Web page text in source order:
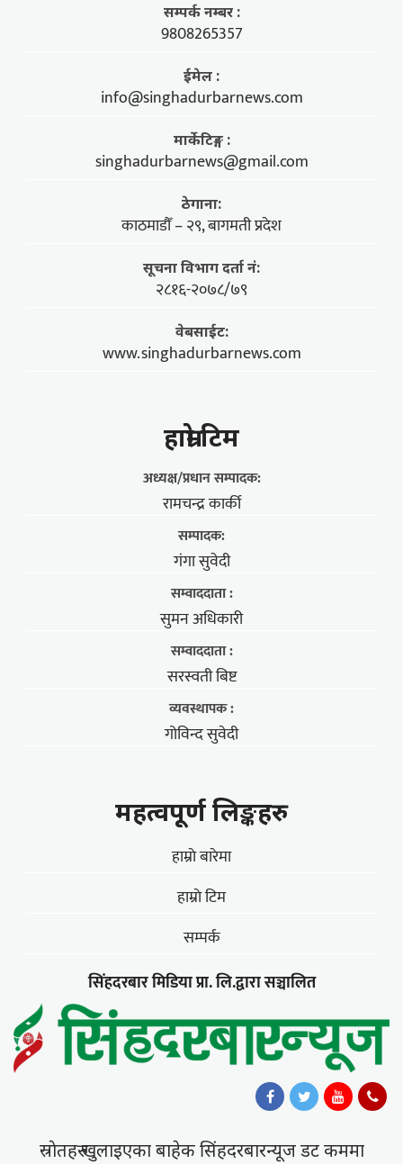
सम्पर्क नम्बर :
9808265357
ईमेल :
info@singhadurbarnews.com
मार्केटिङ्ग :
singhadurbarnews@gmail.com
ठेगाना:
काठमाडौँ – २९, बागमती प्रदेश
सूचना विभाग दर्ता नं:
२८१६-२०७८/७९
वेबसाईट:
www.singhadurbarnews.com
हाम्राे टिम
अध्यक्ष/प्रधान सम्पादक:
रामचन्द्र कार्की
सम्पादक:
गंगा सुवेदी
सम्वाददाता :
सुमन अधिकारी
सम्वाददाता :
सरस्वती बिष्ट
व्यवस्थापक :
गोविन्द सुवेदी
महत्वपूर्ण लिङ्कहरु
हाम्राे बारेमा
हाम्राे टिम
सम्पर्क
सिंहदरबार मिडिया प्रा. लि.द्वारा सञ्चालित
स्राेतहरु खुलाइएका बाहेक सिंहदरबारन्यूज डट कममा